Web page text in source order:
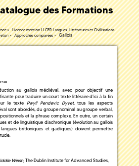
des Formations
Licence mention LLCER Langues, Littératures et Civilisations
Approches comparées Gallois
au gallois médiéval, avec pour objectif une
pour traduire un court texte littéraire d'ici à la fin
le texte Pwyll Pendevic Dyvet, tous les aspects
sont abordés, du groupe nominal au groupe verbal,
et la phrase complexe. En outre, un certain
et de linguistique diachronique (évolution au gallois
brittoniques et gaéliques) doivent permettre
Welsh, The Dublin Institute for Advanced Studies,